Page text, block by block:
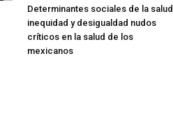
Determinantes sociales de la salud,
inequidad y desigualdad nudos
críticos en la salud de los
mexicanos